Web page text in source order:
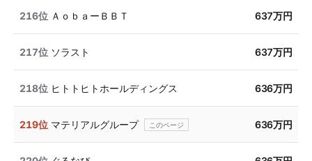
216位 ＡｏｂａーＢＢＴ 637万円
217位 ソラスト 637万円
218位 ヒトトヒトホールディングス 636万円
219位 マテリアルグループ 636万円